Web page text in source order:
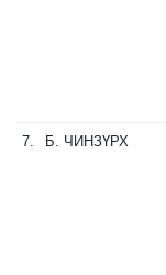
7. Б. ЧИНЗҮРХ